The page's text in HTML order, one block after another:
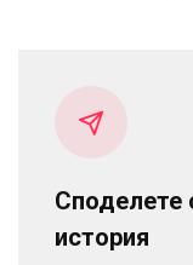
Споделете
история